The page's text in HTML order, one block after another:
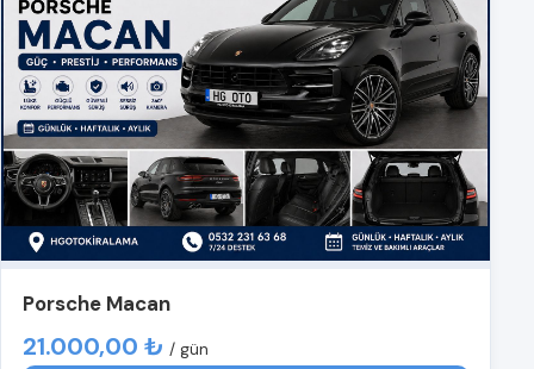
Porsche Macan
21.000,00 ₺ / gün